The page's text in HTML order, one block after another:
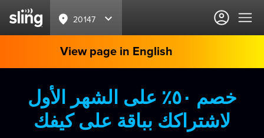
20147
View page in English
خصم ٥٠٪ على الشهر الأول
لاشتراكك بباقة على كيفك